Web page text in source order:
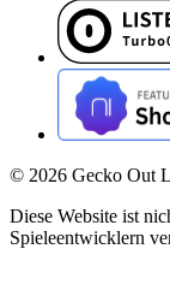
© 2026 Gecko Out
Diese Website ist
Spieleentwicklern